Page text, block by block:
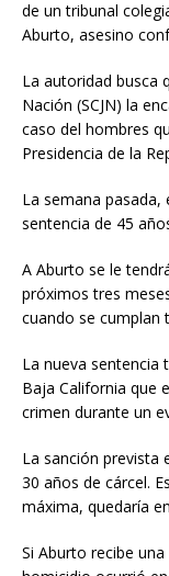
de un tribunal
Aburto, asesino
La autoridad busca
Nación (SCJN) la
caso del hombres
Presidencia de la
La semana pasada,
sentencia de 45
A Aburto se le
próximos tres
cuando se cumplan
La nueva sentencia
Baja California que
crimen durante un
La sanción prevista
30 años de cárcel.
máxima, quedaría
Si Aburto recibe